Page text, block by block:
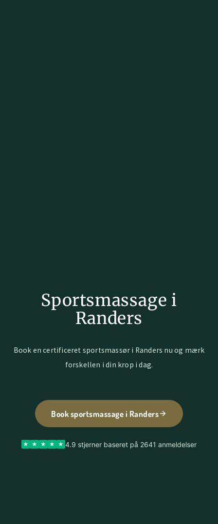
Sportsmassage i
Randers
Book en certificeret sportsmassør i Randers nu og mærk
forskellen i din krop i dag.
Book sportsmassage i Randers
4.9 stjerner baseret på 2641 anmeldelser